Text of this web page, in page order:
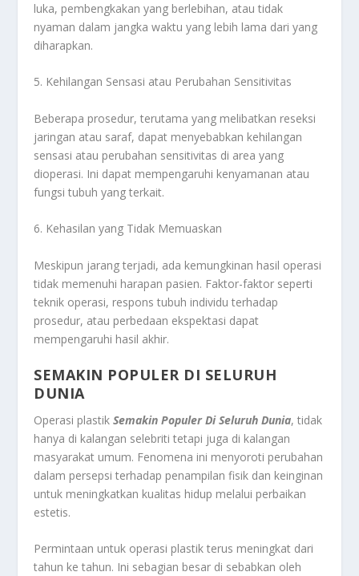
luka, pembengkakan yang berlebihan, atau tidak
nyaman dalam jangka waktu yang lebih lama dari yang
diharapkan.
5. Kehilangan Sensasi atau Perubahan Sensitivitas
Beberapa prosedur, terutama yang melibatkan reseksi
jaringan atau saraf, dapat menyebabkan kehilangan
sensasi atau perubahan sensitivitas di area yang
dioperasi. Ini dapat mempengaruhi kenyamanan atau
fungsi tubuh yang terkait.
6. Kehasilan yang Tidak Memuaskan
Meskipun jarang terjadi, ada kemungkinan hasil operasi
tidak memenuhi harapan pasien. Faktor-faktor seperti
teknik operasi, respons tubuh individu terhadap
prosedur, atau perbedaan ekspektasi dapat
mempengaruhi hasil akhir.
SEMAKIN POPULER DI SELURUH
DUNIA
Operasi plastikSemakin Populer Di Seluruh Dunia, tidak
hanya di kalangan selebriti tetapi juga di kalangan
masyarakat umum. Fenomena ini menyoroti perubahan
dalam persepsi terhadap penampilan fisik dan keinginan
untuk meningkatkan kualitas hidup melalui perbaikan
estetis.
Permintaan untuk operasi plastik terus meningkat dari
tahun ke tahun. Ini sebagian besar di sebabkan oleh